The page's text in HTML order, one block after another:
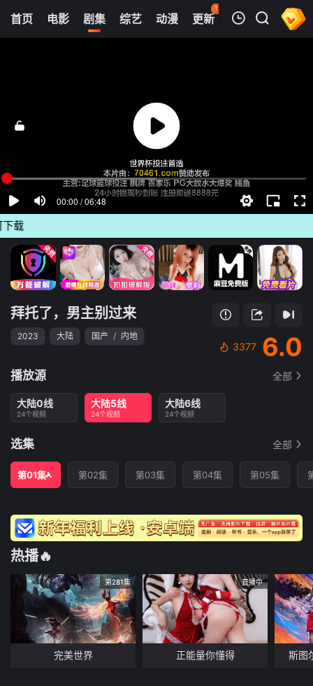
首页 电影 剧集 综艺 动漫 更新
121
热榜 APP
清空
拜托了，男主别过来
2023 大陆 国产 / 内地
3377 6.0
播放源 全部
大陆0线
24个视频
大陆5线
24个视频
大陆6线
24个视频
选集 全部
第01集 第02集 第03集 第04集 第05集
热播🔥
第281集
完美世界
直播中
正能量你懂得 斯图